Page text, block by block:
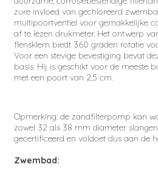
zure invloed van gechloreerd
multipoortventiel voor gemakkelijke
af te lezen drukmeter. Het ontwerp
flensklem biedt 360 graden rotatie
Voor een stevige bevestiging bevat
basis. Hij is geschikt voor de meeste
met een poort van 2,5 cm.
Opmerking: de zandfilterpomp kan
zowel 32 als 38 mm diameter
gecertificeerd en voldoet dus aan de
Zwembad: